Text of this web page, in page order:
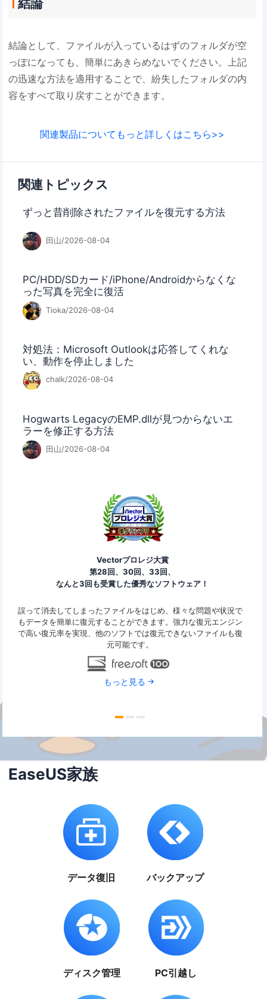
結論
結論として、ファイルが入っているはずのフォルダが空
っぽになっても、簡単にあきらめないでください。上記
の迅速な方法を適用することで、紛失したフォルダの内
容をすべて取り戻すことができます。
関連製品についてもっと詳しくはこちら>>
関連トピックス
ずっと昔削除されたファイルを復元する方法
田山/2026-08-04
PC/HDD/SDカード/iPhone/Androidからなくな
った写真を完全に復活
Tioka/2026-08-04
対処法：Microsoft Outlookは応答してくれな
い、動作を停止しました
chalk/2026-08-04
Hogwarts LegacyのEMP.dllが見つからないエ
ラーを修正する方法
田山/2026-08-04
Vectorプロレジ大賞
第28回、30回、33回、
なんと3回も受賞した優秀なソフトウェア！
誤って消去してしまったファイルをはじめ、様々な問題や状況で
もデータを簡単に復元することができます。強力な復元エンジン
で高い復元率を実現、他のソフトでは復元できないファイルも復
元可能です。
もっと見る
EaseUS家族
データ復旧 バックアップ
ディスク管理 PC引越し